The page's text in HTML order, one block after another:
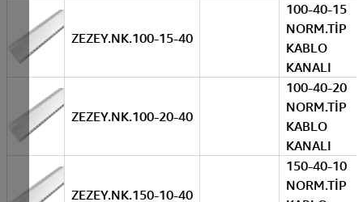
ZEZEY.NK.100-15-40
100-40-15
NORM.TİP
KABLO
KANALI
ZEZEY.NK.100-20-40
100-40-20
NORM.TİP
KABLO
KANALI
ZEZEY.NK.150-10-40
150-40-10
NORM.TİP